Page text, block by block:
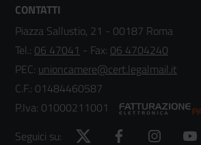
CONTATTI
Piazza Sallustio, 21 - 00187 Roma
Tel.: 06 47041 - Fax: 06 4704240
PEC: unioncamere@cert.legalmail.it
C.F.: 01484460587
P.Iva: 01000211001
Seguici su:
Twitter Facebook Instagram